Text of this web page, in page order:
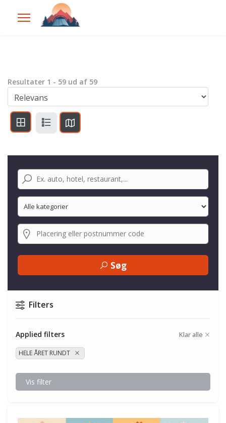
Resultater 1 - 59 ud af 59
Søg
Filters
Applied filters Klar alle
HELE ÅRET RUNDT
Vis filter